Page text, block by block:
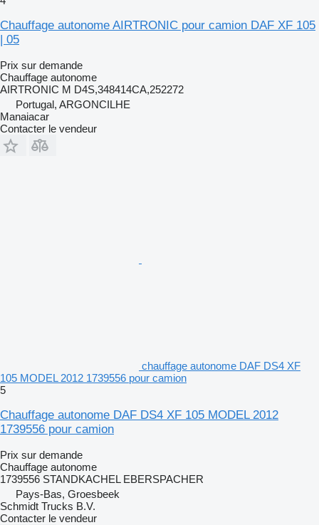
Chauffage autonome AIRTRONIC pour camion DAF XF 105
| 05
Prix sur demande
Chauffage autonome
AIRTRONIC M D4S,348414CA,252272
Portugal, ARGONCILHE
Manaiacar
Contacter le vendeur
chauffage autonome DAF DS4 XF
105 MODEL 2012 1739556 pour camion
5
Chauffage autonome DAF DS4 XF 105 MODEL 2012
1739556 pour camion
Prix sur demande
Chauffage autonome
1739556 STANDKACHEL EBERSPACHER
Pays-Bas, Groesbeek
Schmidt Trucks B.V.
Contacter le vendeur